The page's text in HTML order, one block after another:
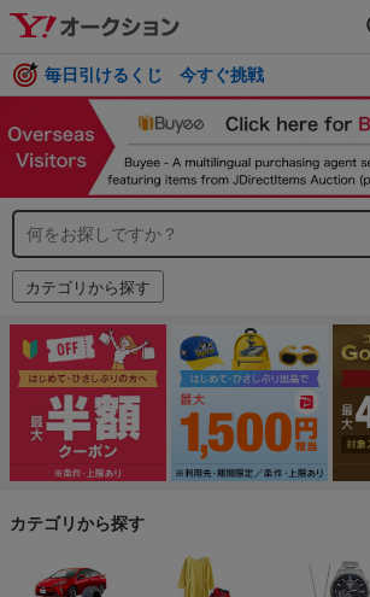
毎日引けるくじ 今すぐ挑戦
カテゴリから探す
カテゴリから探す